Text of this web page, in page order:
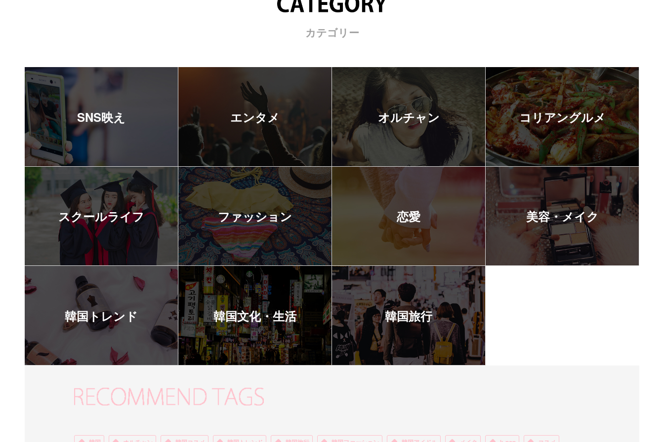
カテゴリー
SNS映え エンタメ オルチャン コリアングルメ
スクールライフ ファッション 恋愛 美容・メイク
韓国トレンド 韓国文化・生活 韓国旅行